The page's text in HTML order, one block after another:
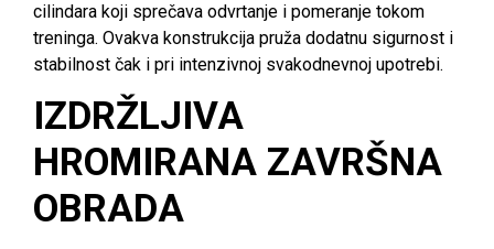
cilindara koji sprečava odvrtanje i pomeranje tokom
treninga. Ovakva konstrukcija pruža dodatnu sigurnost i
stabilnost čak i pri intenzivnoj svakodnevnoj upotrebi.
IZDRŽLJIVA
HROMIRANA ZAVRŠNA
OBRADA